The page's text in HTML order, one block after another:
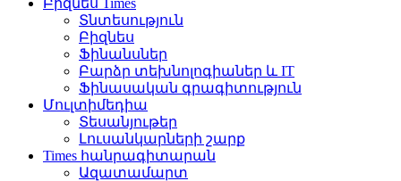
Բիզնես Times
Տնտեսություն
Բիզնես
Ֆինանսներ
Բարձր տեխնոլոգիաներ և IT
Ֆինասական գրագիտություն
Մուլտիմեդիա
Տեսանյութեր
Լուսանկարների շարք
Times հանրագիտարան
Ազատամարտ